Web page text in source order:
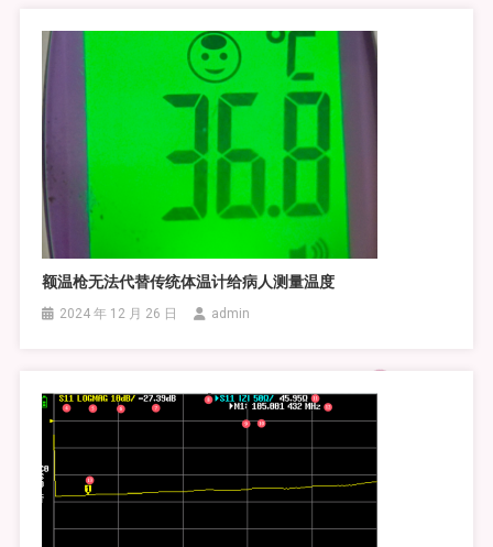
额温枪无法代替传统体温计给病人测量温度
2024 年 12 月 26 日 admin